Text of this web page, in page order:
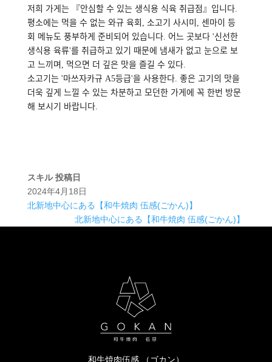
저희 가게는 『안심할 수 있는 생식용 식육 취급점』입니다.
평소에는 먹을 수 없는 와규 육회, 소고기 사시미, 센마이 등
회 메뉴도 풍부하게 준비되어 있습니다. 어느 곳보다 '신선한
생식용 육류'를 취급하고 있기 때문에 냄새가 없고 눈으로 보
고 느끼며, 먹으면 더 깊은 맛을 즐길 수 있다.
소고기는 '마쓰자카규 A5등급'을 사용한다. 좋은 고기의 맛을
더욱 깊게 느낄 수 있는 차분하고 모던한 가게에 꼭 한번 방문
해 보시기 바랍니다.
スキル 投稿日
2024年4月18日
北新地中心にある【和牛焼肉 伍感(ごかん)】
北新地中心にある【和牛焼肉 伍感(ごかん)】
和牛焼肉伍感 （ゴカン）